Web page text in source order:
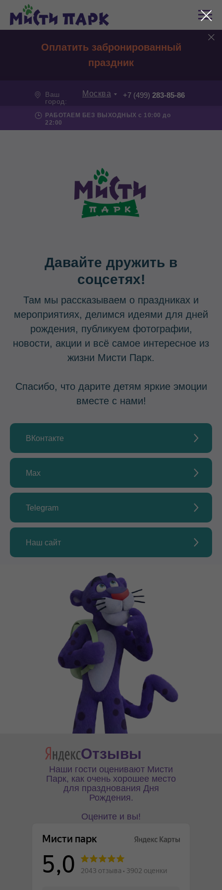
Оплатить забронированный
праздник
Москва
Ваш
город:
+7 (499) 283-85-86
РАБОТАЕМ БЕЗ ВЫХОДНЫХ с 10:00 до
22:00
Давайте дружить в
соцсетях!
Там мы рассказываем о праздниках и
мероприятиях, делимся идеями для дней
рождения, публикуем фотографии,
новости, акции и всё самое интересное из
жизни Мисти Парк.
Спасибо, что дарите детям яркие эмоции
вместе с нами!
ВКонтакте
Max
Telegram
Наш сайт
Отзывы
Наши гости оценивают Мисти
Парк, как очень хорошее место
для празднования Дня
Рождения.
Оцените и вы!